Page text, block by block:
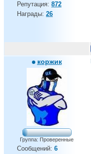
Репутация: 872
Награды: 26
коржик
Группа: Проверенные
Сообщений: 6